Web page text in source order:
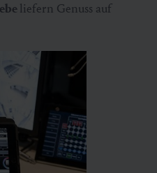
liefern Genuss auf